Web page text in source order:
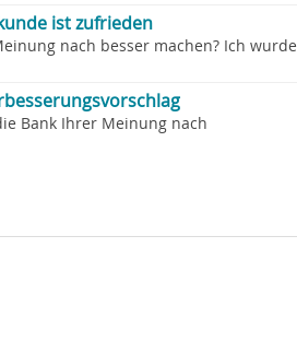
ist zufrieden
nach besser machen? Ich wurde
Bank Ihrer Meinung nach